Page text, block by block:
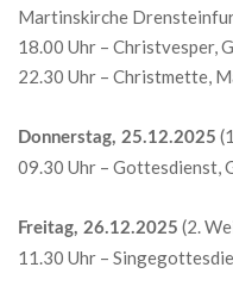
Martinskirche
18.00 Uhr – Christvesper,
22.30 Uhr – Christmette,
Donnerstag, 25.12.2025
09.30 Uhr – Gottesdienst,
Freitag, 26.12.2025 (2.
11.30 Uhr –